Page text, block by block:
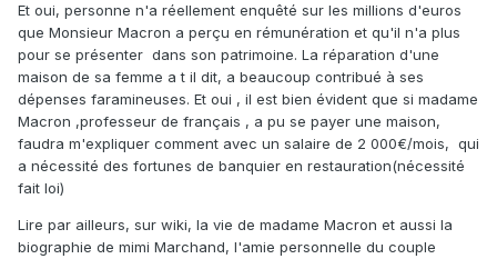
Et oui, personne n'a réellement enquêté sur les millions d'euros
que Monsieur Macron a perçu en rémunération et qu'il n'a plus
pour se présenter dans son patrimoine. La réparation d'une
maison de sa femme a t il dit, a beaucoup contribué à ses
dépenses faramineuses. Et oui , il est bien évident que si madame
Macron ,professeur de français , a pu se payer une maison,
faudra m'expliquer comment avec un salaire de 2 000€/mois, qui
a nécessité des fortunes de banquier en restauration(nécessité
fait loi)
Lire par ailleurs, sur wiki, la vie de madame Macron et aussi la
biographie de mimi Marchand, l'amie personnelle du couple